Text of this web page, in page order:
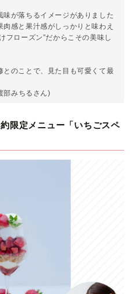
味が落ちるイメージがありました
感と果汁感がしっかりと味わえ
フローズン”だからこその美味し
とのことで、見た目も可愛くて最
みちるさん)
限定メニュー「いちごスペ